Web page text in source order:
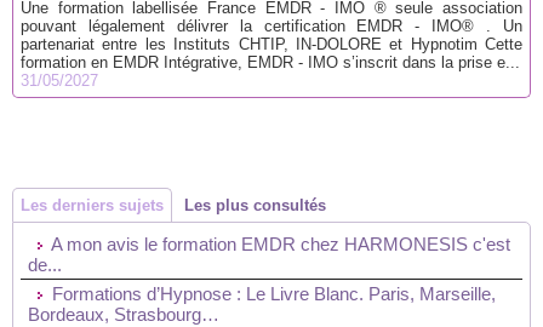
Une formation labellisée France EMDR - IMO ® seule association
pouvant légalement délivrer la certification EMDR - IMO® . Un
partenariat entre les Instituts CHTIP, IN-DOLORE et Hypnotim Cette
formation en EMDR Intégrative, EMDR - IMO s’inscrit dans la prise e...
31/05/2027
Les derniers sujets Les plus consultés
A mon avis le formation EMDR chez HARMONESIS c'est
de...
Formations d’Hypnose : Le Livre Blanc. Paris, Marseille,
Bordeaux, Strasbourg…